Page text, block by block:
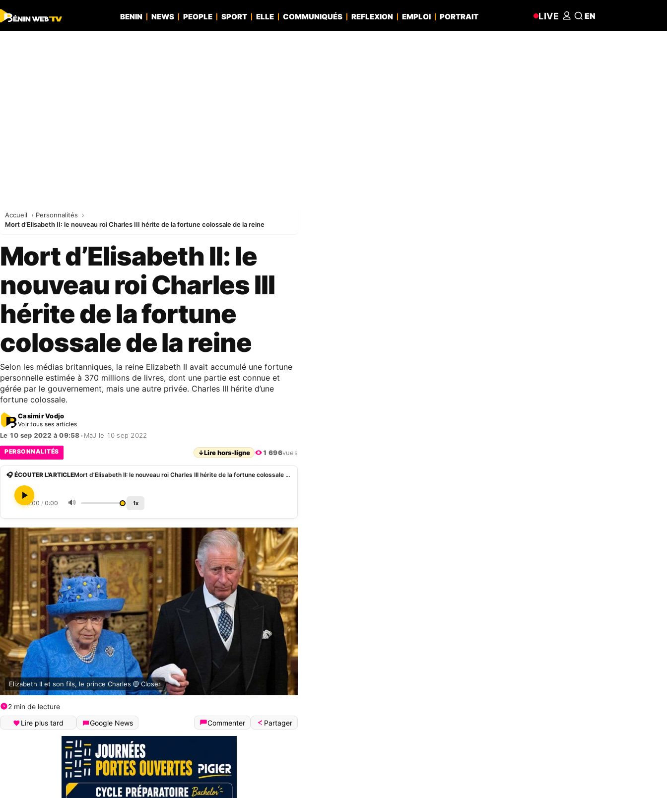
BENIN NEWS PEOPLE SPORT ELLE COMMUNIQUÉS REFLEXION EMPLOI PORTRAIT LIVE EN
Accueil
Personnalités
Mort d’Elisabeth II: le nouveau roi Charles III hérite de la fortune colossale de la reine
Mort d’Elisabeth II: le
nouveau roi Charles III
hérite de la fortune
colossale de la reine
Selon les médias britanniques, la reine Elizabeth II avait accumulé une fortune
personnelle estimée à 370 millions de livres, dont une partie est connue et
gérée par le gouvernement, mais une autre privée. Charles III hérite d’une
fortune colossale.
Casimir Vodjo
Voir tous ses articles
Le 10 sep 2022 à 09:58• MàJ le 10 sep 2022
PERSONNALITÉS ↓Lire hors-ligne 1 696vues
🎧 ÉCOUTER L'ARTICLE Mort d’Elisabeth II: le nouveau roi Charles III hérite de la fortune colossale de la reine
0:00 / 0:00 🔊 1x
Elizabeth II et son fils, le prince Charles @ Closer
2 min de lecture
Lire plus tard
Google News Commenter Partager